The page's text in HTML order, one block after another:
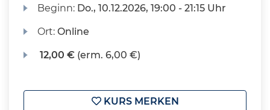
Beginn: Do., 10.12.2026, 19:00 - 21:15 Uhr
Ort:Online
12,00 € (erm. 6,00 €)
KURS MERKEN